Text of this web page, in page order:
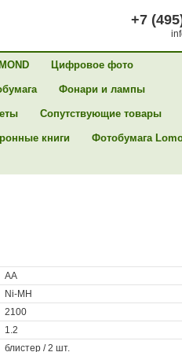
+7
Цифровое фото
Фонари и лампы
Сопутствующие товары
книги Фотобумага
AA
Ni-MH
2100
1.2
блистер / 2 шт.